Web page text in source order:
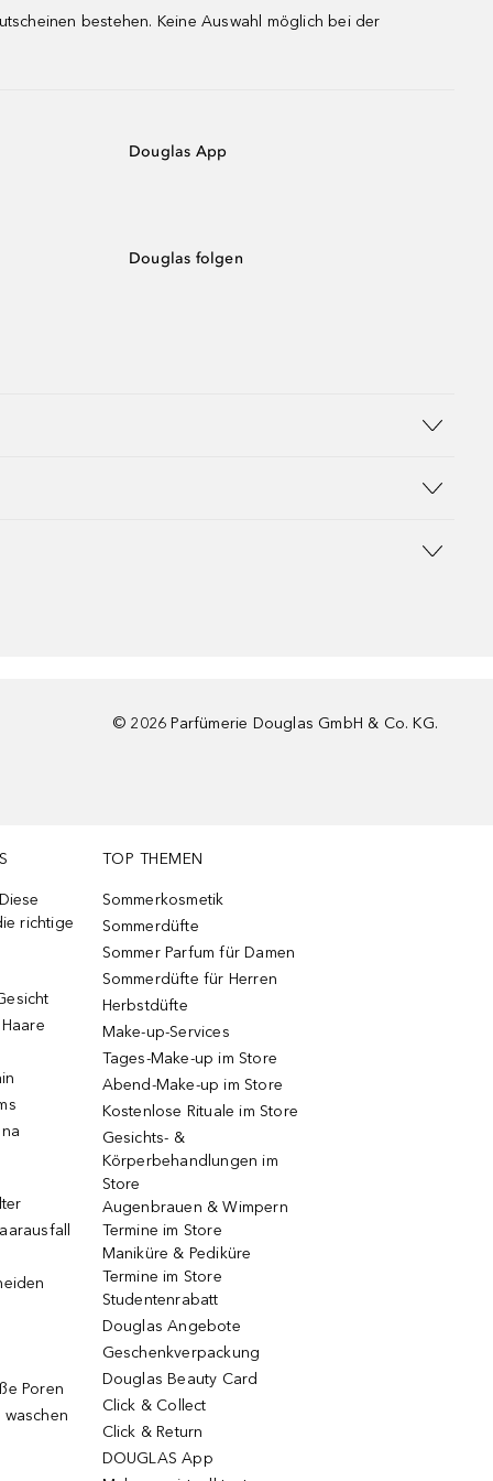
bestehen. Keine Auswahl möglich bei der
Douglas App
Douglas folgen
© 2026 Parfümerie Douglas GmbH & Co. KG.
richtige
Poren
TOP THEMEN
Sommerkosmetik
Sommerdüfte
Sommer Parfum für Damen
Sommerdüfte für Herren
Herbstdüfte
Make-up-Services
Tages-Make-up im Store
Abend-Make-up im Store
Kostenlose Rituale im Store
Gesichts- &
Körperbehandlungen im
Store
Augenbrauen & Wimpern
Termine im Store
Maniküre & Pediküre
Termine im Store
Studentenrabatt
Douglas Angebote
Geschenkverpackung
Douglas Beauty Card
Click & Collect
Click & Return
DOUGLAS App